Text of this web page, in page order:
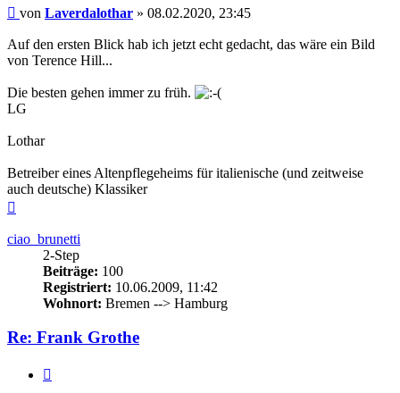
Beitrag
von Laverdalothar » 08.02.2020, 23:45
Auf den ersten Blick hab ich jetzt echt gedacht, das wäre ein Bild
von Terence Hill...
Die besten gehen immer zu früh.
LG
Lothar
Betreiber eines Altenpflegeheims für italienische (und zeitweise
auch deutsche) Klassiker
ciao_brunetti
2-Step
Beiträge: 100
Registriert: 10.06.2009, 11:42
Wohnort: Bremen --> Hamburg
Re: Frank Grothe